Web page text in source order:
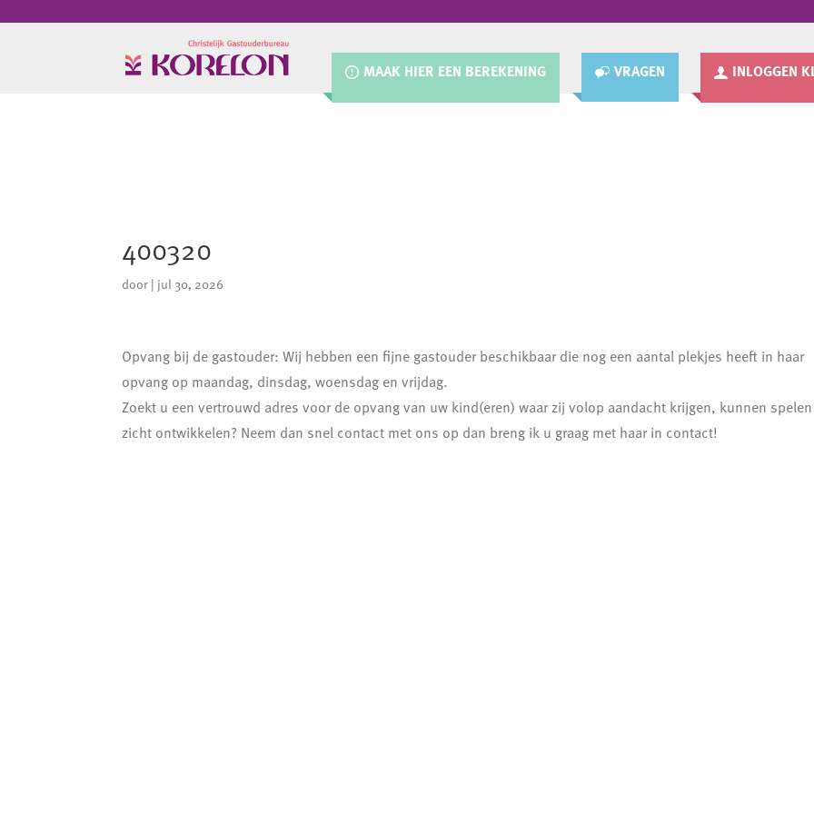
MAAK HIER EEN BEREKENING VRAGEN INLOGGEN
400320
door| jul 30, 2026
Opvang bij de gastouder: Wij hebben een fijne gastouder beschikbaar die nog een aantal plekjes heeft in haar
opvang op maandag, dinsdag, woensdag en vrijdag.
Zoekt u een vertrouwd adres voor de opvang van uw kind(eren) waar zij volop aandacht krijgen, kunnen
zicht ontwikkelen? Neem dan snel contact met ons op dan breng ik u graag met haar in contact!